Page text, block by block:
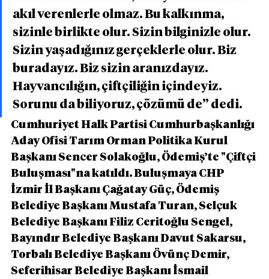
akıl verenlerle olmaz. Bu kalkınma,
sizinle birlikte olur. Sizin bilginizle olur.
Sizin yaşadığınız gerçeklerle olur. Biz
buradayız. Biz sizin aranızdayız.
Hayvancılığın, çiftçiliğin içindeyiz.
Sorunu da biliyoruz, çözümü de” dedi.
Cumhuriyet Halk Partisi Cumhurbaşkanlığı
Aday Ofisi Tarım Orman Politika Kurul
Başkanı Sencer Solakoğlu, Ödemiş’te "Çiftçi
Buluşması"na katıldı. Buluşmaya CHP
İzmir İl Başkanı Çağatay Güç, Ödemiş
Belediye Başkanı Mustafa Turan, Selçuk
Belediye Başkanı Filiz Ceritoğlu Sengel,
Bayındır Belediye Başkanı Davut Sakarsu,
Torbalı Belediye Başkanı Övünç Demir,
Seferihisar Belediye Başkanı İsmail